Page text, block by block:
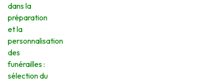
dans la
préparation
et la
personnalisation
des
funérailles :
sélection du